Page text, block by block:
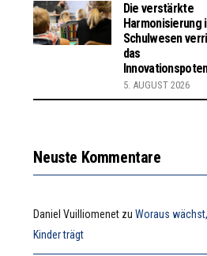
Die verstärkte
Harmonisierung
Schulwesen
das
5. AUGUST 2026
Neuste Kommentare
Daniel Vuilliomenet zuWoraus
Kinder trägt